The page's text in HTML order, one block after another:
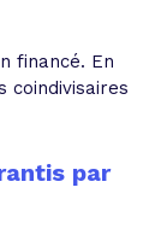
financé. En
coindivisaires
par